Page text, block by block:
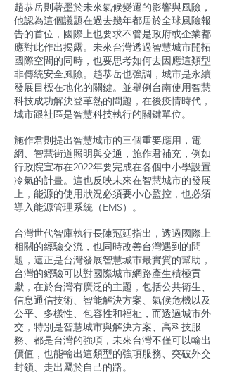
趙恭岳則著墨於未來氣候變遷的影響與風險，
他認為這個議題在過去幾年都居於全球風險報
告的首位，國際上也要求不管是政府或企業都
應對此作出揭露。未來台灣透過智慧城市開拓
國際空間的同時，也要思考如何去因應這類型
非傳統安全風險。趙恭岳也強調，城市是永續
發展目標在地化的關鍵。並舉例台南使用智慧
科技成功解決登革熱的問題，在後疫情時代，
城市跟社區是智慧科技執行的關鍵單位。
施作君則提出智慧城市的三個重要應用，電
網、智慧街道照明與交通，施作君補充，例如
行政院宣布在2022年要完成在各個中小學設置
冷氣的計畫。這也反映未來在智慧城市的發展
上，能源的使用狀況必須要小心監控，也必須
導入能源管理系統（EMS）。
台灣世代智庫執行長陳冠廷指出，透過國際上
相關的經驗交流，也同時改善台灣遇到的問
題，這正是台灣發展智慧城市最實質的幫助，
台灣的經驗可以對國際城市網路產生積極貢
獻，在於台灣有廣泛的主題，包括公共衛生、
信息通信技術、智能解決方案、氣候危機以及
公平、多樣性、包容性和福祉，而透過城市外
交，特別是智慧城市與解決方案、高科技服
務、都是台灣的強項，未來台灣不僅可以輸出
價值，也能輸出這類型的強項服務、突破外交
封鎖、走出屬於自己的路。